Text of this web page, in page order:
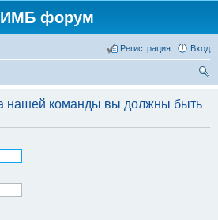
форум
Вход
Регистрация
ск
нашей команды вы должны быть